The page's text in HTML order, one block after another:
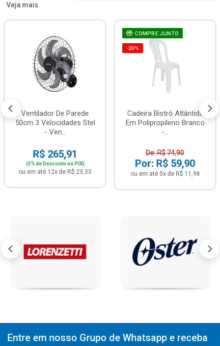
Veja mais
Ventilador De Parede
50cm 3 Velocidades Stel
- Ven...
R$ 265,91
(5% de Desconto no PIX)
ou em até 12x de R$ 23,33
COMPRE JUNTO
-20%
Cadeira Bistrô Atlântida
Em Polipropileno Branco
-...
De: R$ 74,90
Por: R$ 59,90
ou em até 5x de R$ 11,98
Entre em nosso Grupo de Whatsapp e receba